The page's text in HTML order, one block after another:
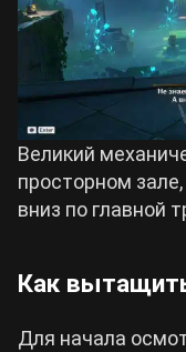
Великий
просторном
вниз по главной
Как
Для начала